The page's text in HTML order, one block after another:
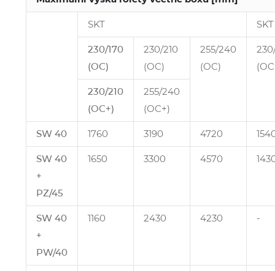
SKT
230/170
(OC)
230/210
(OC)
255/240
(OC)
230/210
(OC+)
255/240
(OC+)
SW 40 1760 3190 4720
SW 40
+
PZ/45
1650 3300 4570
SW 40
+
PW/40
1160 2430 4230 ‑